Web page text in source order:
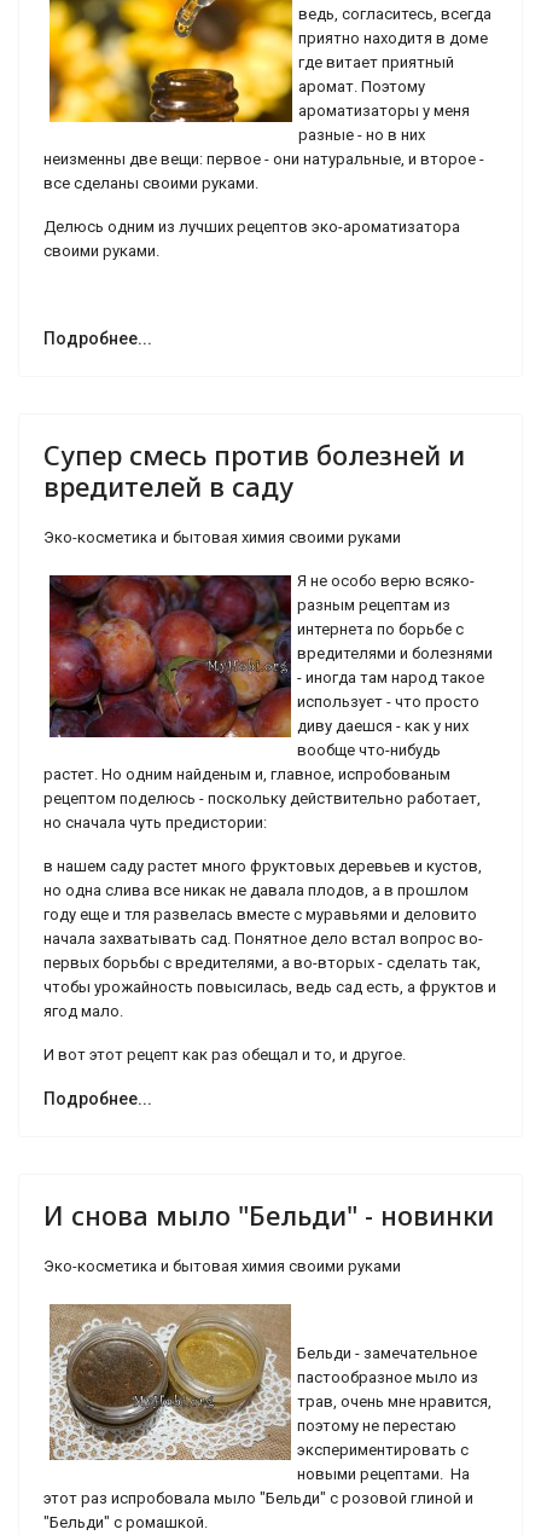
ведь, согласитесь, всегда
приятно находитя в доме
где витает приятный
аромат. Поэтому
ароматизаторы у меня
разные - но в них
неизменны две вещи: первое - они натуральные, и второе -
все сделаны своими руками.
Делюсь одним из лучших рецептов эко-ароматизатора
своими руками.
Подробнее...
Супер смесь против болезней и
вредителей в саду
Эко-косметика и бытовая химия своими руками
Я не особо верю всяко-
разным рецептам из
интернета по борьбе с
вредителями и болезнями
- иногда там народ такое
использует - что просто
диву даешся - как у них
вообще что-нибудь
растет. Но одним найденым и, главное, испробованым
рецептом поделюсь - поскольку действительно работает,
но сначала чуть предистории:
в нашем саду растет много фруктовых деревьев и кустов,
но одна слива все никак не давала плодов, а в прошлом
году еще и тля развелась вместе с муравьями и деловито
начала захватывать сад. Понятное дело встал вопрос во-
первых борьбы с вредителями, а во-вторых - сделать так,
чтобы урожайность повысилась, ведь сад есть, а фруктов и
ягод мало.
И вот этот рецепт как раз обещал и то, и другое.
Подробнее...
И снова мыло "Бельди" - новинки
Эко-косметика и бытовая химия своими руками
Бельди - замечательное
пастообразное мыло из
трав, очень мне нравится,
поэтому не перестаю
экспериментировать с
новыми рецептами. На
этот раз испробовала мыло "Бельди" с розовой глиной и
"Бельди" с ромашкой.